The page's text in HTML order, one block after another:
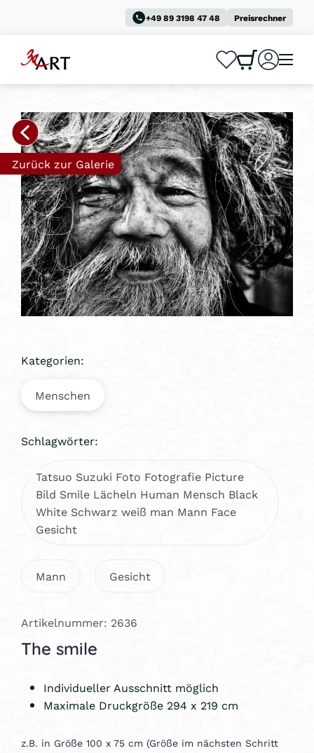
+49 89 3198 47 48 Preisrechner
0
Zurück zur Galerie
Kategorien:
Menschen
Schlagwörter:
Tatsuo Suzuki Foto Fotografie Picture
Bild Smile Lächeln Human Mensch Black
White Schwarz weiß man Mann Face
Gesicht
Mann Gesicht
Artikelnummer: 2636
The smile
Individueller Ausschnitt möglich
Maximale Druckgröße 294 x 219 cm
z.B. in Größe 100 x 75 cm (Größe im nächsten Schritt